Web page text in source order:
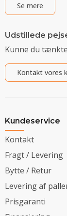
Se mere
Udstillede
Kunne du
Kontakt vores
Kundeservice
Kontakt
Fragt / Levering
Bytte / Retur
Levering af
Prisgaranti